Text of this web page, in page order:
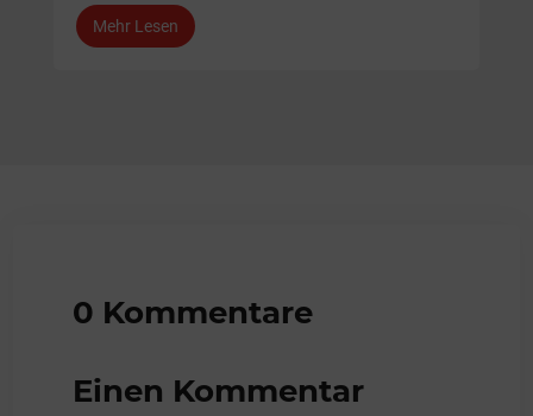
Mehr Lesen
0 Kommentare
Einen Kommentar